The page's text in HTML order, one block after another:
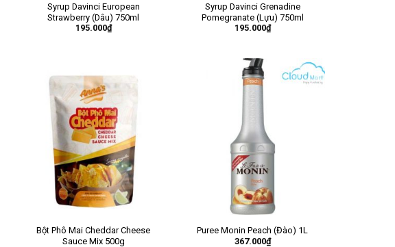
Syrup Davinci European
Strawberry (Dâu) 750ml
195.000₫
Syrup Davinci Grenadine
Pomegranate (Lựu) 750ml
195.000₫
Bột Phô Mai Cheddar Cheese
Sauce Mix 500g
Puree Monin Peach (Đào) 1L
367.000₫